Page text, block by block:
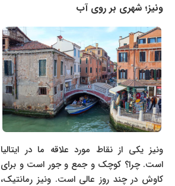
ونیز؛ شهری بر روی آب
ونیز یکی از نقاط مورد علاقه ما در ایتالیا
است. چرا؟ کوچک و جمع و جور است و برای
کاوش در چند روز عالی است. ونیز رمانتیک،